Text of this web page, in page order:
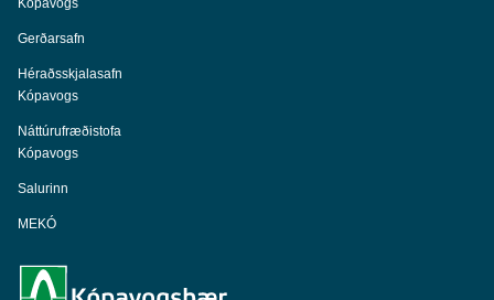
Kópavogs
Gerðarsafn
Héraðsskjalasafn
Kópavogs
Náttúrufræðistofa
Kópavogs
Salurinn
MEKÓ